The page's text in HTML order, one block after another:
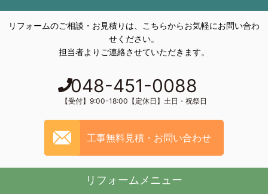
リフォームのご相談・お見積りは、こちらからお気軽にお問い合わ
せください。
担当者よりご連絡させていただきます。
048-451-0088
【受付】9:00-18:00【定休日】土日・祝祭日
工事無料見積・お問い合わせ
リフォームメニュー